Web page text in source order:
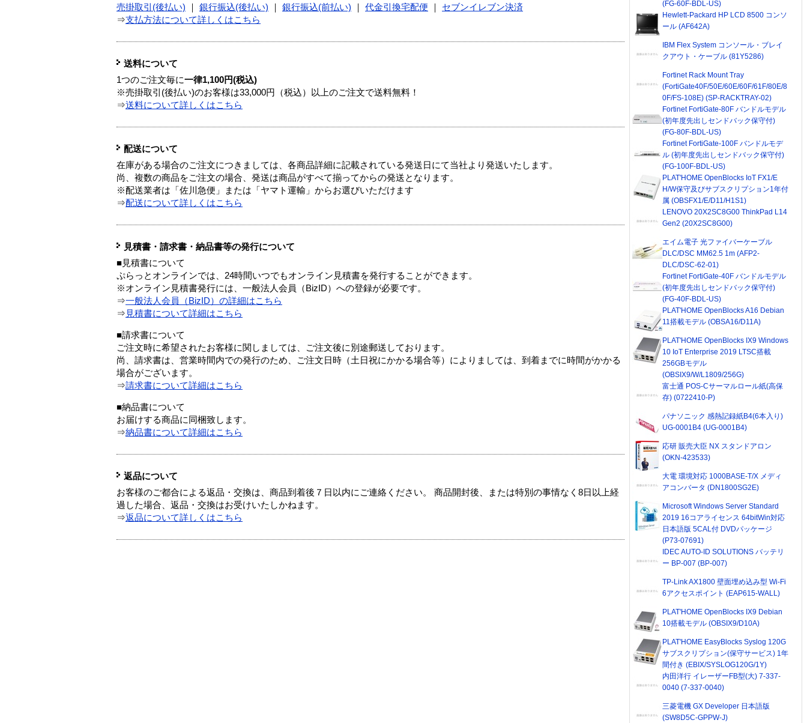
売掛取引(後払い) 銀行振込(後払い) 銀行振込(前払い) 代金引換宅配便
セブンイレブン決済
⇒支払方法について詳しくはこちら
送料について
1つのご注文毎に一律1,100円(税込)
※売掛取引(後払い)のお客様は33,000円（税込）以上のご注文で送料無料！
⇒送料について詳しくはこちら
配送について
在庫がある場合のご注文につきましては、各商品詳細に記載されている発送日にて当社より発送いたします。
尚、複数の商品をご注文の場合、発送は商品がすべて揃ってからの発送となります。
※配送業者は「佐川急便」または「ヤマト運輸」からお選びいただけます
⇒配送について詳しくはこちら
見積書・請求書・納品書等の発行について
■見積書について
ぷらっとオンラインでは、24時間いつでもオンライン見積書を発行することができます。
※オンライン見積書発行には、一般法人会員（BizID）への登録が必要です。
⇒一般法人会員（BizID）の詳細はこちら
⇒ 見積書について詳細はこちら
■請求書について
ご注文時に希望されたお客様に関しましては、ご注文後に別途郵送しております。
尚、請求書は、営業時間内での発行のため、ご注文日時（土日祝にかかる場合等）によりましては、到着までに時間がかかる
場合がございます。
⇒請求書について詳細はこちら
■納品書について
お届けする商品に同梱致します。
⇒納品書について詳細はこちら
返品について
お客様のご都合による返品・交換は、商品到着後７日以内にご連絡ください。 商品開封後、または特別の事情なく8日以上経
過した場合、返品・交換はお受けいたしかねます。
⇒返品について詳しくはこちら
(FG-60F-BDL-US)
Hewlett-Packard HP LCD 8500 コンソ
ール (AF642A)
IBM Flex System コンソール・ブレイ
クアウト・ケーブル (81Y5286)
Fortinet Rack Mount Tray
(FortiGate40F/50E/60E/60F/61F/80E/8
0F/FS-108E) (SP-RACKTRAY-02)
Fortinet FortiGate-80F バンドルモデル
(初年度先出しセンドバック保守付)
(FG-80F-BDL-US)
Fortinet FortiGate-100F バンドルモデ
ル (初年度先出しセンドバック保守付)
(FG-100F-BDL-US)
PLAT'HOME OpenBlocks IoT FX1/E
H/W保守及びサブスクリプション1年付
属 (OBSFX1/E/D11/H1S1)
LENOVO 20X2SC8G00 ThinkPad L14
Gen2 (20X2SC8G00)
エイム電子 光ファイバーケーブル
DLC/DSC MM62.5 1m (AFP2-
DLC/DSC-62-01)
Fortinet FortiGate-40F バンドルモデル
(初年度先出しセンドバック保守付)
(FG-40F-BDL-US)
PLAT'HOME OpenBlocks A16 Debian
11搭載モデル (OBSA16/D11A)
PLAT'HOME OpenBlocks IX9 Windows
10 IoT Enterprise 2019 LTSC搭載
256GBモデル
(OBSIX9/W/L1809/256G)
富士通 POS-Cサーマルロール紙(高保
存) (0722410-P)
パナソニック 感熱記録紙B4(6本入り)
UG-0001B4 (UG-0001B4)
応研 販売大臣 NX スタンドアロン
(OKN-423533)
大電 環境対応 1000BASE-T/X メディ
アコンバータ (DN1800SG2E)
Microsoft Windows Server Standard
2019 16コアライセンス 64bitWin対応
日本語版 5CAL付 DVDパッケージ
(P73-07691)
IDEC AUTO-ID SOLUTIONS バッテリ
ー BP-007 (BP-007)
TP-Link AX1800 壁面埋め込み型 Wi-Fi
6アクセスポイント (EAP615-WALL)
PLAT'HOME OpenBlocks IX9 Debian
10搭載モデル (OBSIX9/D10A)
PLAT'HOME EasyBlocks Syslog 120G
サブスクリプション(保守サービス) 1年
間付き (EBIX/SYSLOG120G/1Y)
内田洋行 イレーザーFB型(大) 7-337-
0040 (7-337-0040)
三菱電機 GX Developer 日本語版
(SW8D5C-GPPW-J)